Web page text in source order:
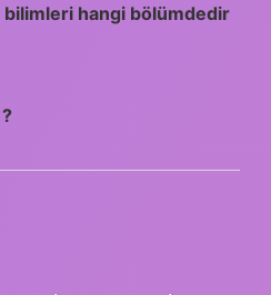
hangi bölümdedir